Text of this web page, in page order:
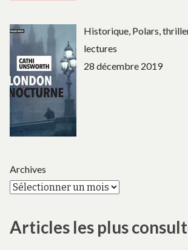
Historique, Polars,
lectures
28 décembre 2019
Archives
Articles les plus